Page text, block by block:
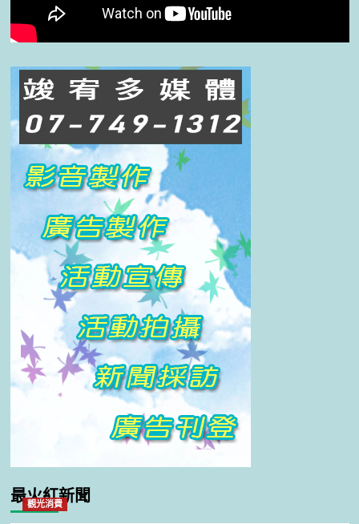
最火紅新聞
觀光消費